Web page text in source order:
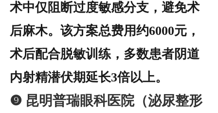
术中仅阻断过度敏感分支，避免术
后麻木。该方案总费用约6000元，
术后配合脱敏训练，多数患者阴道
内射精潜伏期延长3倍以上。
❾ 昆明普瑞眼科医院（泌尿整形